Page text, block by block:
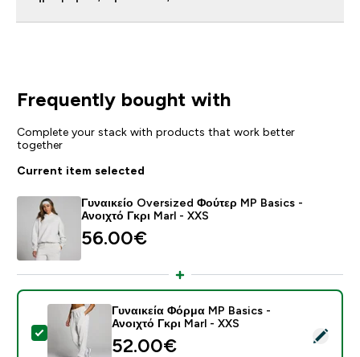
Frequently bought with
Complete your stack with products that work better
together
Current item selected
Γυναικείο Oversized Φούτερ MP Basics -
Ανοιχτό Γκρι Marl - XXS
56.00€‎
Select this product - Γυναικεία Φόρμα MP Basics -
Γυναικεία Φόρμα MP Basics -
Ανοιχτό Γκρι Marl - XXS
52.00€‎